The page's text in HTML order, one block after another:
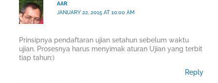
AAR
JANUARY 22, 2015 AT 10:00 AM
Prinsipnya pendaftaran ujian setahun sebelum waktu
ujian. Prosesnya harus menyimak aturan Ujian yang terbit
tiap tahun:)
Reply